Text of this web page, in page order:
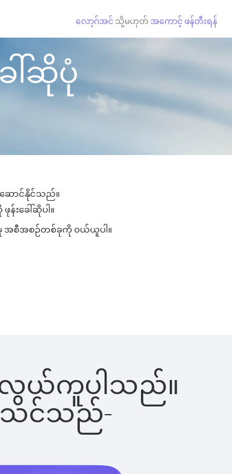
လော့ဂ်အင် သို့မဟုတ် အကောင့် ဖန်တီးရန်
ါ်ဆိုပုံ
ဆောင်နိုင်သည်။
းခေါ်ဆိုပါ။
မှု အစီအစဉ်တစ်ခုကို ဝယ်ယူပါ။
က လွယ်ကူပါသည်။
သင်သည်-